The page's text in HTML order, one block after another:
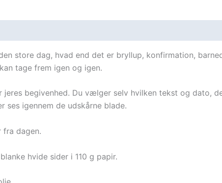
store dag, hvad end det er bryllup, konfirmation,
tage frem igen og igen.
jeres begivenhed. Du vælger selv hvilken tekst og dato,
ses igennem de udskårne blade.
fra dagen.
hvide sider i 110 g papir.